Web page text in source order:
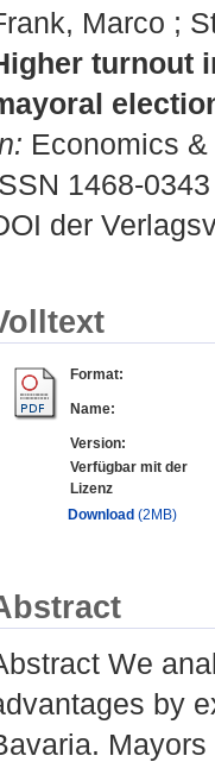
Marco ;
turnout
Economics
1468-0343
der
Format:
Name:
Version:
Verfügbar mit der
Lizenz
Download (2MB)
We
by